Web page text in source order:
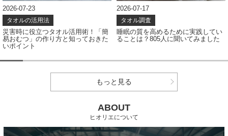
2026-07-23
タオルの活用法
災害時に役立つタオル活用術！「簡
易おむつ」の作り方と知っておきた
いポイント
2026-07-17
タオル調査
睡眠の質を高めるために実践してい
ることは？805人に聞いてみました
もっと見る
ABOUT
ヒオリエについて